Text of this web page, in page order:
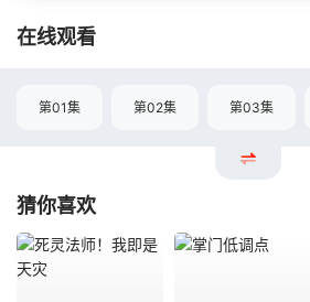
在线观看
第01集 第02集 第03集
猜你喜欢